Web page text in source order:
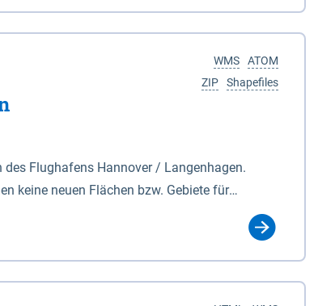
im Osten und Hohnstorf (Elbe) im Westen
umfasst Teile der Landkreise
ATOM
WMS
Shapefiles
ZIP
Flughafens Hannover / Langenhagen.
keine neuen Flächen bzw. Gebiete für